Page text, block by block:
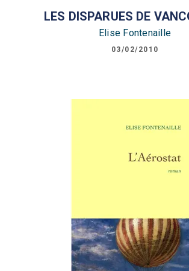
LES DISPARUES DE
Elise Fontenaille
03/02/2010